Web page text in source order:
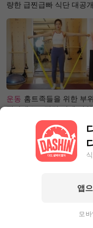
량한 급찐급빠 식단 대공
운동 홈트족들을 위한 부
필라테스 – 직각 어깨 라
DOWN! 근육부족 몸매 ☞
앱
모